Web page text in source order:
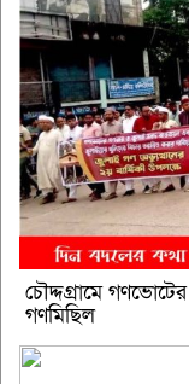
চৌদ্দগ্রামে
গণমিছিল